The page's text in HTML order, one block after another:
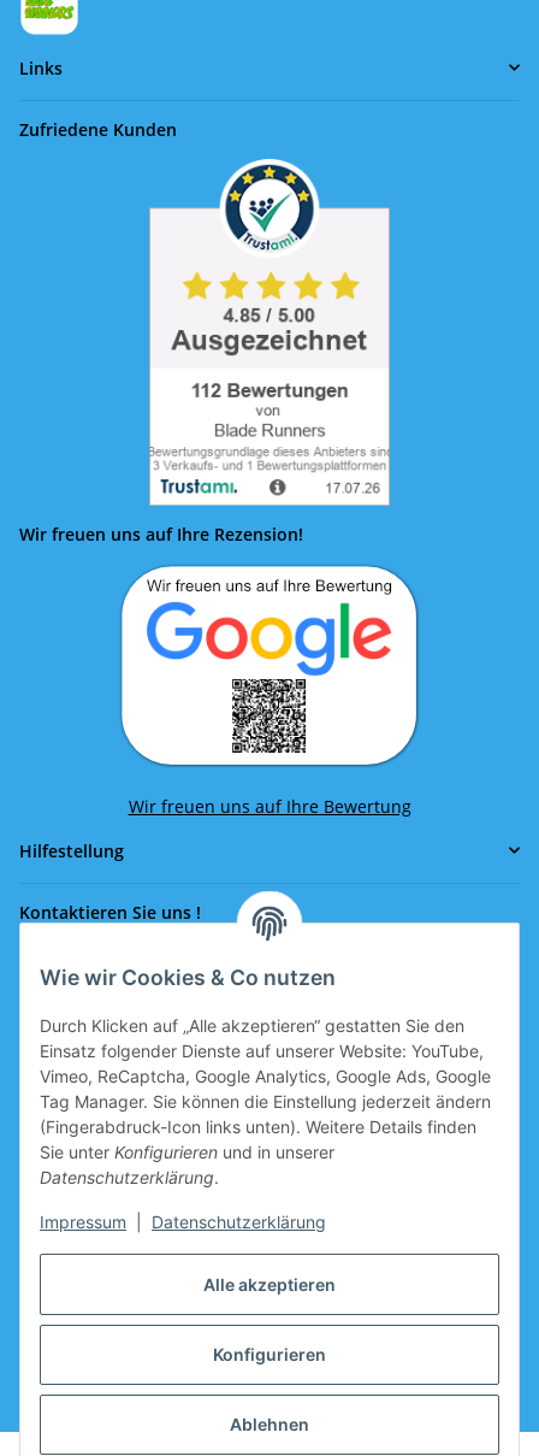
Alle akzeptieren
Konfigurieren
Ablehnen
Wie wir Cookies & Co nutzen
Durch Klicken auf „Alle akzeptieren“ gestatten Sie den
Einsatz folgender Dienste auf unserer Website: YouTube,
Vimeo, ReCaptcha, Google Analytics, Google Ads, Google
Tag Manager. Sie können die Einstellung jederzeit ändern
(Fingerabdruck-Icon links unten). Weitere Details finden
Sie unter Konfigurieren und in unserer
Datenschutzerklärung.
Impressum Datenschutzerklärung
Links
Zufriedene Kunden
Wir freuen uns auf Ihre Rezension!
Wir freuen uns auf Ihre Bewertung
Hilfestellung
Kontaktieren Sie uns !
Rufen Sie uns an!
office@eissport.at
Mitglied der WKO
Informationen
Neukundengutschein
Warenkorb vorbereitet.
Hersteller
* Alle Preise inkl. gesetzlicher USt.zzgl.Versand